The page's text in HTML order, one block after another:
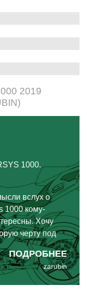
2019
1000.
ПОДРОБНЕЕ
вслух о
1000 кому-
Хочу
черту под
вкратце, то
- это, на мой
городской и
zarubin